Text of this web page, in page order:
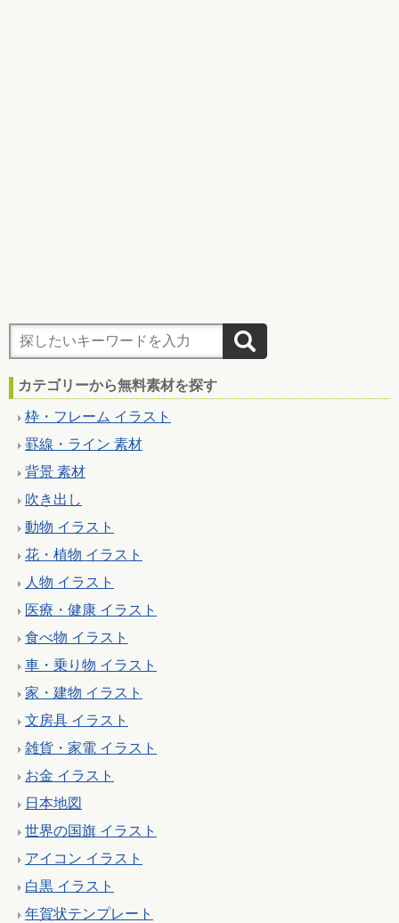
カテゴリーから無料素材を探す
枠・フレーム イラスト
罫線・ライン 素材
背景 素材
吹き出し
動物 イラスト
花・植物 イラスト
人物 イラスト
医療・健康 イラスト
食べ物 イラスト
車・乗り物 イラスト
家・建物 イラスト
文房具 イラスト
雑貨・家電 イラスト
お金 イラスト
日本地図
世界の国旗 イラスト
アイコン イラスト
白黒 イラスト
年賀状テンプレート